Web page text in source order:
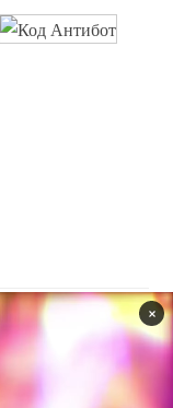
только с
сайта.
для детей (18+).